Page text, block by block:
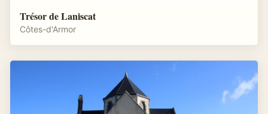
Trésor de Laniscat
Côtes-d'Armor